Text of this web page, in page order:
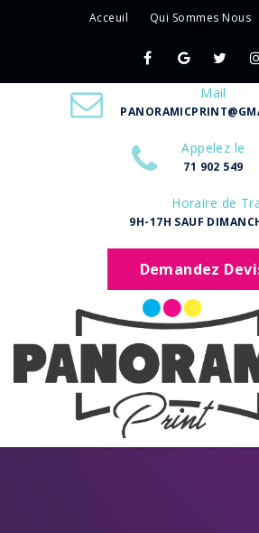
Acceuil Qui Sommes Nous
Mail
Appelez le
71 902 549
Horaire de
9H-17H SAUF
Demandez